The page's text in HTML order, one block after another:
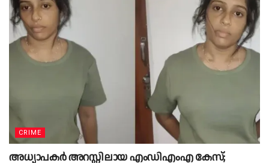
CRIME
അധ്യാപകർ അറസ്റ്റിലായ എംഡിഎംഎ കേസ്;